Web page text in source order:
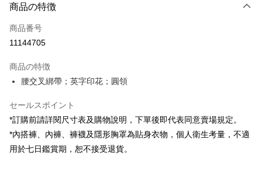
クレジットカード1回払い
コンビニ店頭代金引換
Apple Pay
Google Pay
商品の特徴
商品番号
11144705
商品の特徴
腰交叉綁帶；英字印花；圓領
セールスポイント
*訂購前請詳閱尺寸表及購物說明，下單後即代表同意賣場規定。
*內搭褲、內褲、褲襪及隱形胸罩為貼身衣物，個人衛生考量，不適
用於七日鑑賞期，恕不接受退貨。